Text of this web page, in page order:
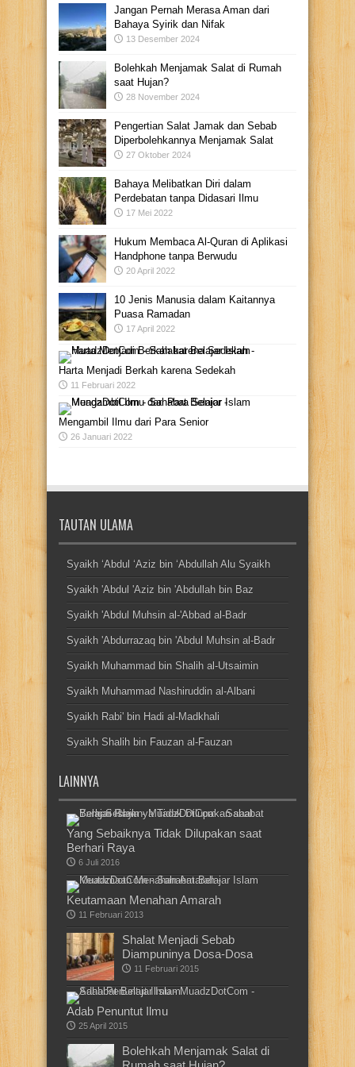
Jangan Pernah Merasa Aman dari
Bahaya Syirik dan Nifak
13 Desember 2024
Bolehkah Menjamak Salat di Rumah
saat Hujan?
28 November 2024
Pengertian Salat Jamak dan Sebab
Diperbolehkannya Menjamak Salat
27 Oktober 2024
Bahaya Melibatkan Diri dalam
Perdebatan tanpa Didasari Ilmu
17 Mei 2022
Hukum Membaca Al-Quran di Aplikasi
Handphone tanpa Berwudu
20 April 2022
10 Jenis Manusia dalam Kaitannya
Puasa Ramadan
17 April 2022
Harta Menjadi Berkah karena Sedekah
11 Februari 2022
Mengambil Ilmu dari Para Senior
26 Januari 2022
TAUTAN ULAMA
Syaikh ‘Abdul ‘Aziz bin ‘Abdullah Alu Syaikh
Syaikh 'Abdul 'Aziz bin 'Abdullah bin Baz
Syaikh 'Abdul Muhsin al-'Abbad al-Badr
Syaikh 'Abdurrazaq bin 'Abdul Muhsin al-Badr
Syaikh Muhammad bin Shalih al-Utsaimin
Syaikh Muhammad Nashiruddin al-Albani
Syaikh Rabi' bin Hadi al-Madkhali
Syaikh Shalih bin Fauzan al-Fauzan
LAINNYA
Yang Sebaiknya Tidak Dilupakan saat
Berhari Raya
6 Juli 2016
Keutamaan Menahan Amarah
11 Februari 2013
Shalat Menjadi Sebab
Diampuninya Dosa-Dosa
11 Februari 2015
Adab Penuntut Ilmu
25 April 2015
Bolehkah Menjamak Salat di